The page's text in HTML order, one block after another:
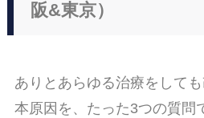
阪&東京）
ありとあらゆる治療をして
本原因を、たった3つの質問